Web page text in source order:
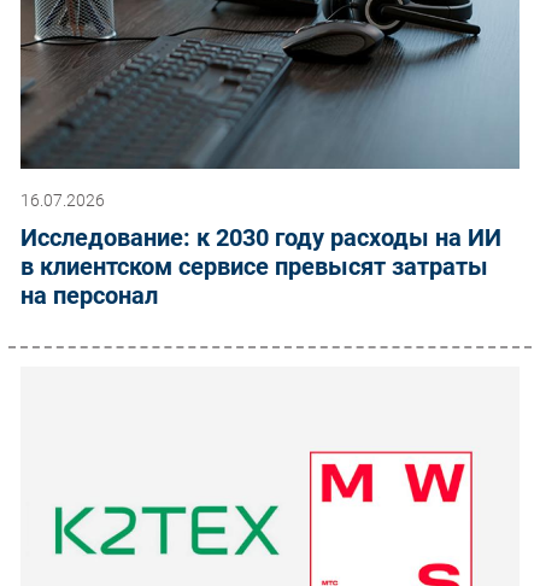
16.07.2026
Исследование: к 2030 году расходы на ИИ
в клиентском сервисе превысят затраты
на персонал